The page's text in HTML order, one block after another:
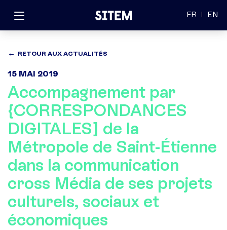
FR EN
RETOUR AUX ACTUALITÉS
15 MAI 2019
Accompagnement par
{CORRESPONDANCES
DIGITALES] de la
Métropole de Saint-Étienne
dans la communication
cross Média de ses projets
culturels, sociaux et
économiques